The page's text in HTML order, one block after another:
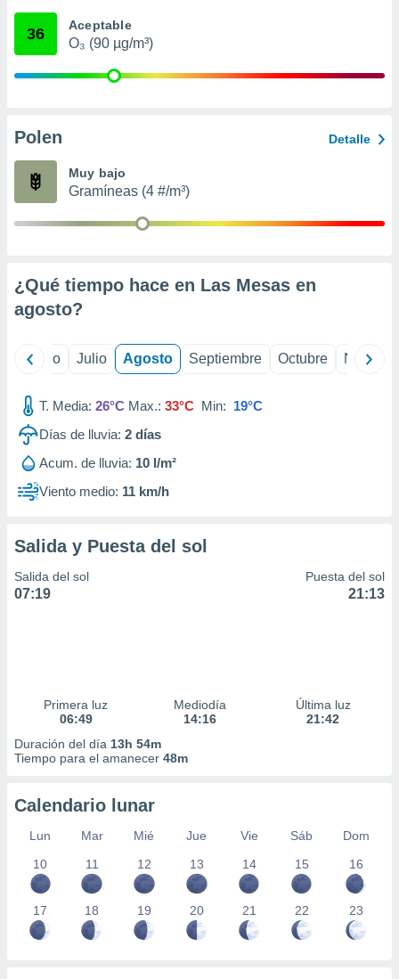
mediante
publicidad
de
36 Aceptable
O₃ (90 µg/m³)
Polen Detalle
Muy bajo
Gramíneas (4 #/m³)
¿Qué tiempo hace en Las Mesas en
agosto?
Junio Julio Agosto Septiembre Octubre
T. Media: 26°C Max.: 33°C Min: 19°C
Días de lluvia: 2 días
Acum. de lluvia: 10 l/m²
Viento medio: 11 km/h
Salida y Puesta del sol
Salida del sol
07:19
Puesta del sol
21:13
Primera luz
06:49
Mediodía
14:16
Última luz
21:42
Duración del día 13h 54m
Tiempo para el amanecer 48m
Calendario lunar
Lun Mar Mié Jue Vie Sáb
Dom
10
11 12 13 14 15 16
17 18 19 20 21 22 23